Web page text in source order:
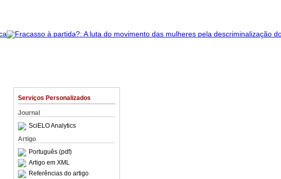
Serviços Personalizados
Journal
SciELO Analytics
Artigo
Português (pdf)
Artigo em XML
Referências do artigo